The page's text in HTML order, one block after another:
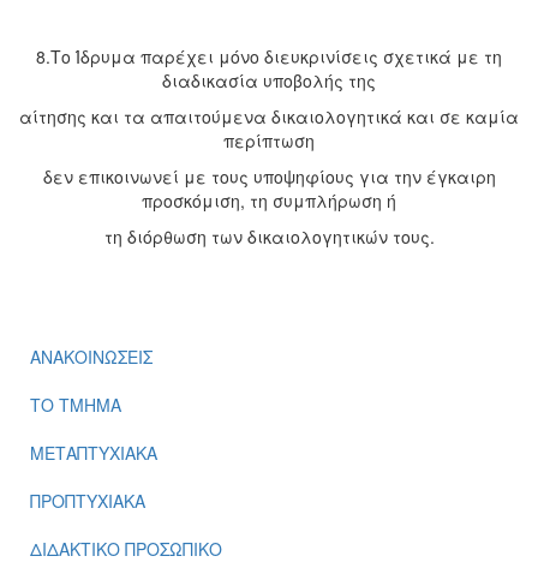
8.Το Ίδρυμα παρέχει μόνο διευκρινίσεις σχετικά με τη
διαδικασία υποβολής της
αίτησης και τα απαιτούμενα δικαιολογητικά και σε καμία
περίπτωση
δεν επικοινωνεί με τους υποψηφίους για την έγκαιρη
προσκόμιση, τη συμπλήρωση ή
τη διόρθωση των δικαιολογητικών τους.
ΑΝΑΚΟΙΝΩΣΕΙΣ
ΤΟ ΤΜΗΜΑ
ΜΕΤΑΠΤΥΧΙΑΚΑ
ΠΡΟΠΤΥΧΙΑΚΑ
ΔΙΔΑΚΤΙΚΟ ΠΡΟΣΩΠΙΚΟ